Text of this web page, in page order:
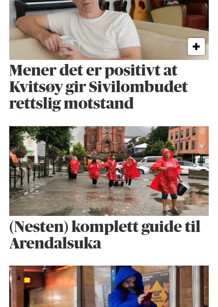
Mener det er positivt at
Kvitsøy gir Sivilombudet
rettslig motstand
(Nesten) komplett guide til
Arendalsuka